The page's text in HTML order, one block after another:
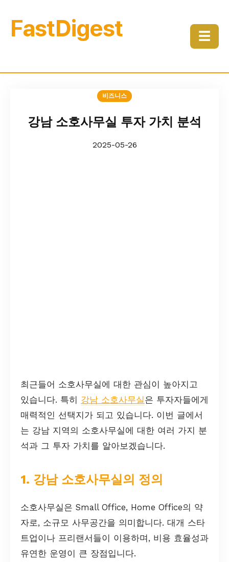
FastDigest ☰
비즈니스
강남 소호사무실 투자 가치 분석
2025-05-26
최근들어 소호사무실에 대한 관심이 높아지고
있습니다. 특히 강남 소호사무실은 투자자들에게
매력적인 선택지가 되고 있습니다. 이번 글에서
는 강남 지역의 소호사무실에 대한 여러 가지 분
석과 그 투자 가치를 알아보겠습니다.
1. 강남 소호사무실의 정의
소호사무실은 Small Office, Home Office의 약
자로, 소규모 사무공간을 의미합니다. 대개 스타
트업이나 프리랜서들이 이용하며, 비용 효율성과
유연한 운영이 큰 장점입니다.